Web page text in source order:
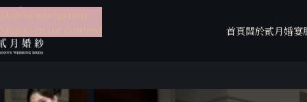
Skip to navigation
Skip to main content
首頁關於貳月婚宴